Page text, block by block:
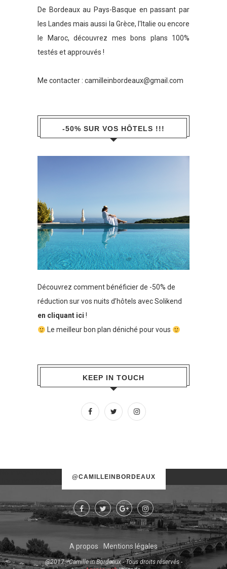
De Bordeaux au Pays-Basque en passant par
les Landes mais aussi la Grèce, l'Italie ou encore
le Maroc, découvrez mes bons plans 100%
testés et approuvés !
Me contacter : camilleinbordeaux@gmail.com
-50% SUR VOS HÔTELS !!!
Découvrez comment bénéficier de -50% de
réduction sur vos nuits d’hôtels avec Solikend
en cliquant ici !
Le meilleur bon plan déniché pour vous
KEEP IN TOUCH
@CAMILLEINBORDEAUX
Try some other hashtag or username
A propos Mentions légales
@2017 - Camille in Bordeaux - Tous droits réservés -